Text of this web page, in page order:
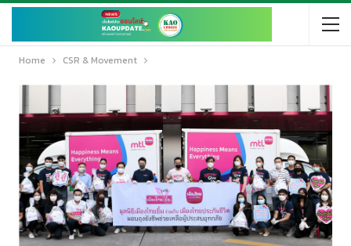
Home CSR & Movement